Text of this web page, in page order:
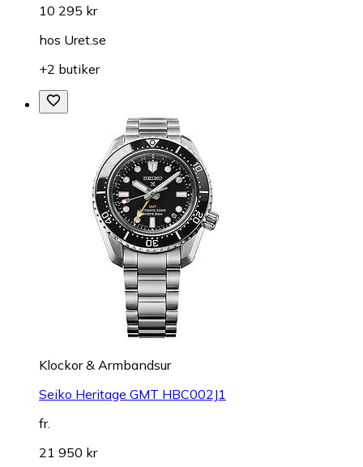
10 295 kr
hos Uret.se
+2 butiker
Klockor & Armbandsur
Seiko Heritage GMT HBC002J1
fr.
21 950 kr